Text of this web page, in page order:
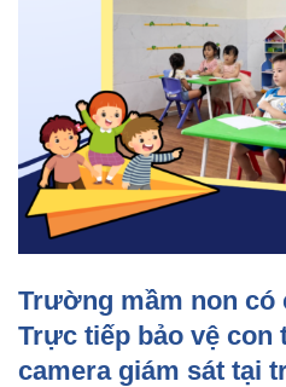
Trường mầm non có
Trực tiếp bảo vệ
camera giám sát tại